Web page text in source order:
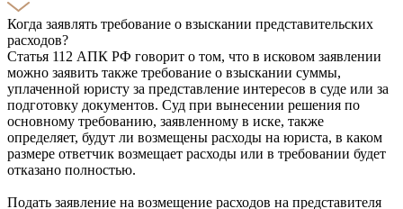
Когда заявлять требование о взыскании представительских
расходов?
Статья 112 АПК РФ говорит о том, что в исковом заявлении
можно заявить также требование о взыскании суммы,
уплаченной юристу за представление интересов в суде или за
подготовку документов. Суд при вынесении решения по
основному требованию, заявленному в иске, также
определяет, будут ли возмещены расходы на юриста, в каком
размере ответчик возмещает расходы или в требовании будет
отказано полностью.
Подать заявление на возмещение расходов на представителя